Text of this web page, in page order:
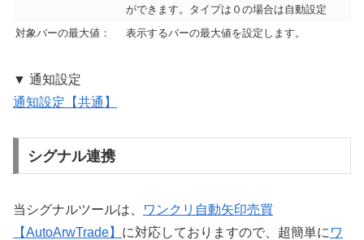
ができます。タイプは０の場合は自動設定
対象バーの最大値：
表示するバーの最大値を設定します。
▼ 通知設定
通知設定【共通】
シグナル連携
当シグナルツールは、
ワンクリ自動矢印売買
【AutoArwTrade】 に対応しておりますので、超簡単に ワ